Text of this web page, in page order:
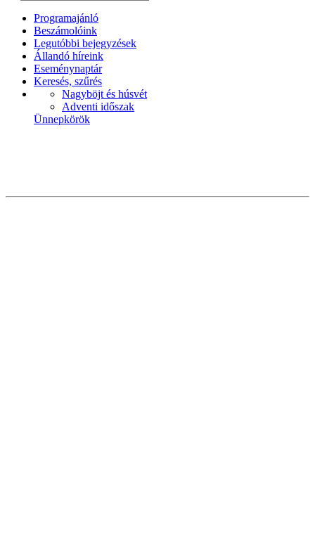
Programajánló
Beszámolóink
Legutóbbi bejegyzések
Állandó híreink
Eseménynaptár
Keresés, szűrés
Nagyböjt és húsvét
Adventi időszak
Ünnepkörök